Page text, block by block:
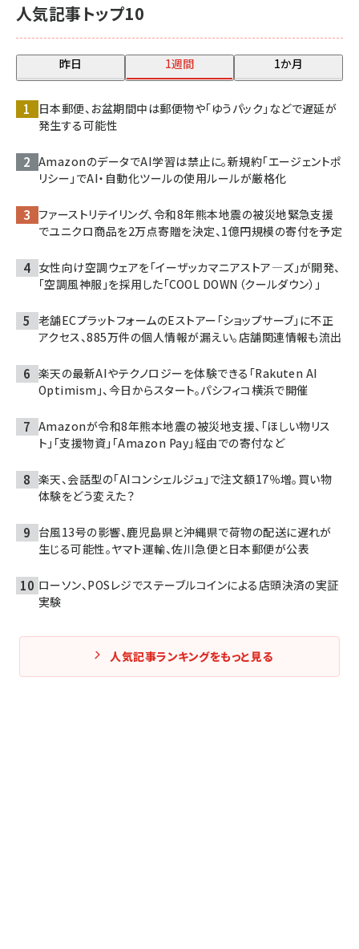
人気記事トップ10
昨日 1週間 1か月
日本郵便、お盆期間中は郵便物や「ゆうパック」などで遅延が
発生する可能性
AmazonのデータでAI学習は禁止に。新規約「エージェントポ
リシー」でAI・自動化ツールの使用ルールが厳格化
ファーストリテイリング、令和8年熊本地震の被災地緊急支援
でユニクロ商品を2万点寄贈を決定、1億円規模の寄付を予定
女性向け空調ウェアを「イーザッカマニアストア―ズ」が開発、
「空調風神服」を採用した「COOL DOWN（クールダウン）」
老舗ECプラットフォームのEストアー「ショップサーブ」に不正
アクセス、885万件の個人情報が漏えい。店舗関連情報も流出
楽天の最新AIやテクノロジーを体験できる「Rakuten AI
Optimism」、今日からスタート。パシフィコ横浜で開催
Amazonが令和8年熊本地震の被災地支援、「ほしい物リス
ト」「支援物資」「Amazon Pay」経由での寄付など
楽天、会話型の「AIコンシェルジュ」で注文額17％増。買い物
体験をどう変えた？
台風13号の影響、鹿児島県と沖縄県で荷物の配送に遅れが
生じる可能性。ヤマト運輸、佐川急便と日本郵便が公表
ローソン、POSレジでステーブルコインによる店頭決済の実証
実験
人気記事ランキングをもっと見る